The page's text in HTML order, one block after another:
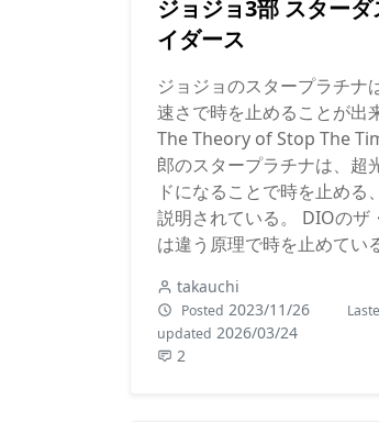
ジョジョ3部 スター
イダース
ジョジョのスタープラチナ
速さで時を止めることが出
The Theory of Stop The
郎のスタープラチナは、超
ドになることで時を止める
説明されている。 DIOのザ
は違う原理で時を止めてい
takauchi
Posted 2023/11/26
updated 2026/03/24
2